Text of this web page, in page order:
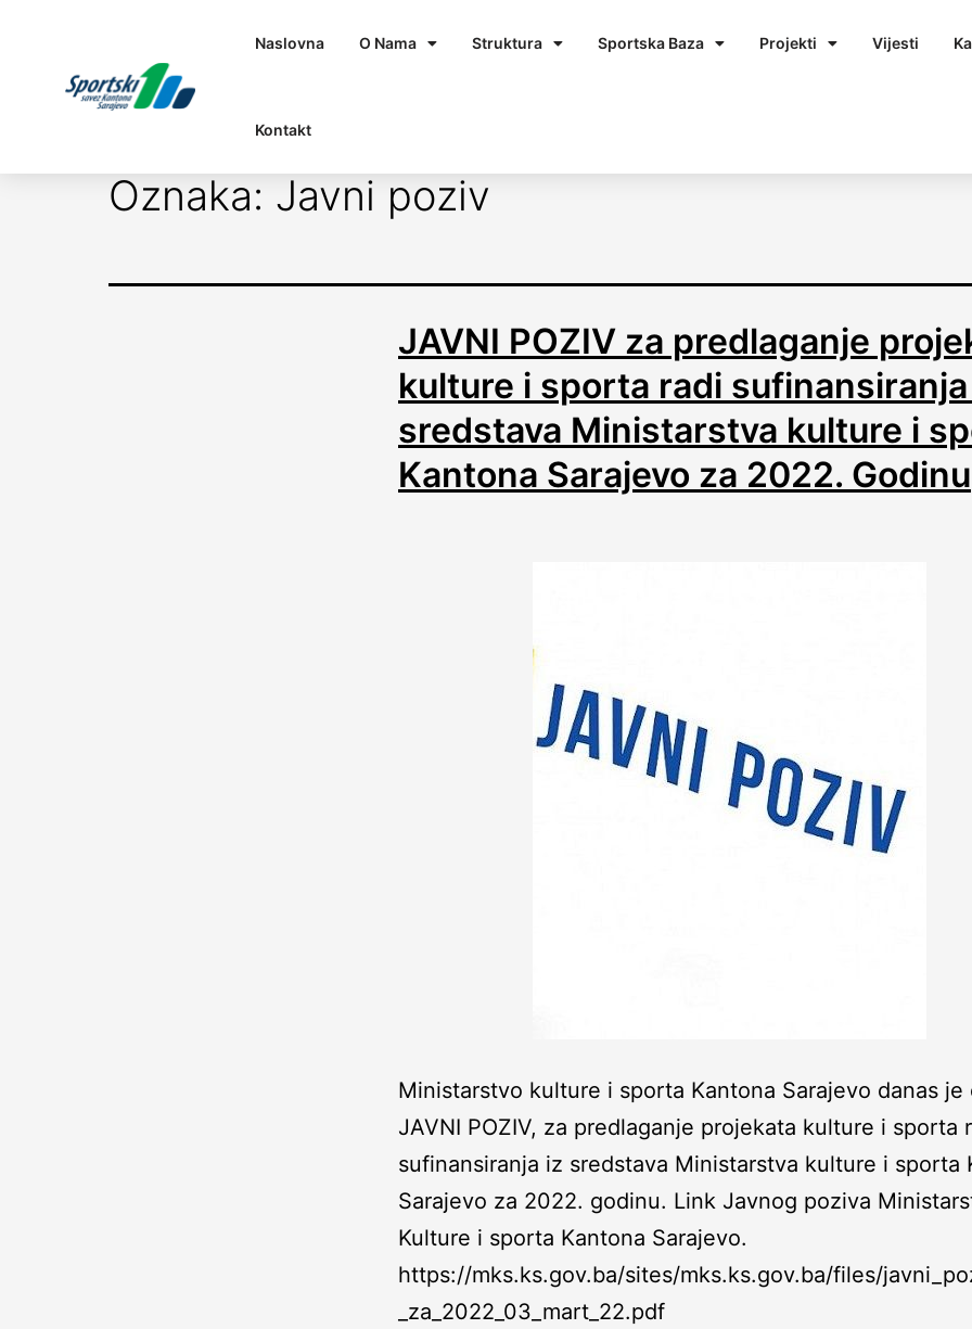
Naslovna O Nama Struktura Sportska Baza Projekti Vijesti
Kontakt
Oznaka: Javni poziv
JAVNI POZIV za predlaganje
kulture i sporta radi
sredstava Ministarstva kulture i
Kantona Sarajevo za 2022. Godinu
Ministarstvo kulture i sporta Kantona Sarajevo danas je
JAVNI POZIV, za predlaganje projekata kulture i sporta
sufinansiranja iz sredstava Ministarstva kulture i sporta
Sarajevo za 2022. godinu. Link Javnog poziva
Kulture i sporta Kantona Sarajevo.
https://mks.ks.gov.ba/sites/mks.ks.gov.ba/files/
_za_2022_03_mart_22.pdf